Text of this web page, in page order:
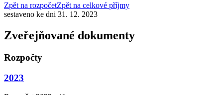
Zpět na rozpočetZpět na celkové příjmy
sestaveno ke dni 31. 12. 2023
Zveřejňované dokumenty
Rozpočty
2023